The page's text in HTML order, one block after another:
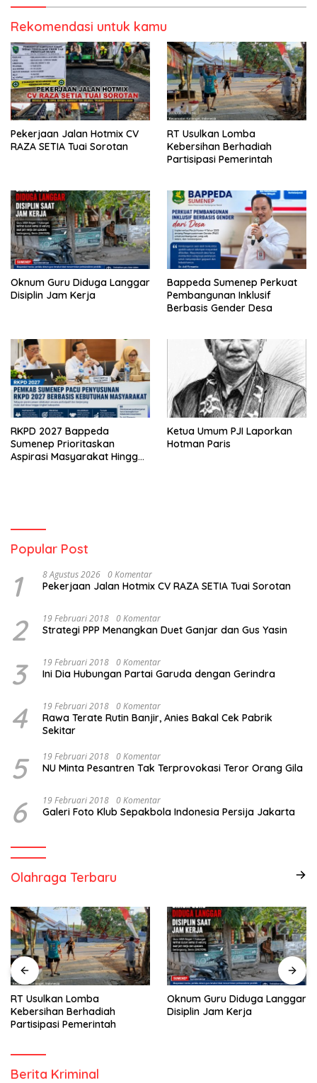
Rekomendasi untuk kamu
Pekerjaan Jalan Hotmix CV
RAZA SETIA Tuai Sorotan
RT Usulkan Lomba
Kebersihan Berhadiah
Partisipasi Pemerintah
Oknum Guru Diduga Langgar
Disiplin Jam Kerja
Bappeda Sumenep Perkuat
Pembangunan Inklusif
Berbasis Gender Desa
RKPD 2027 Bappeda
Sumenep Prioritaskan
Aspirasi Masyarakat Hingga
Ketua Umum PJI Laporkan
Hotman Paris
Popular Post
1 8 Agustus 2026 0 Komentar
Pekerjaan Jalan Hotmix CV RAZA SETIA Tuai Sorotan
2 19 Februari 2018 0 Komentar
Strategi PPP Menangkan Duet Ganjar dan Gus Yasin
3 19 Februari 2018 0 Komentar
Ini Dia Hubungan Partai Garuda dengan Gerindra
4 19 Februari 2018 0 Komentar
Rawa Terate Rutin Banjir, Anies Bakal Cek Pabrik
Sekitar
5 19 Februari 2018 0 Komentar
NU Minta Pesantren Tak Terprovokasi Teror Orang Gila
6 19 Februari 2018 0 Komentar
Galeri Foto Klub Sepakbola Indonesia Persija Jakarta
Olahraga Terbaru
RT Usulkan Lomba
Kebersihan Berhadiah
Partisipasi Pemerintah
Oknum Guru Diduga Langgar
Disiplin Jam Kerja
Berita Kriminal